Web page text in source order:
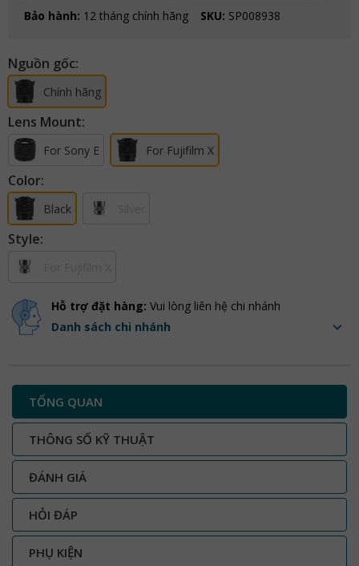
Bảo hành: 12 tháng chính hãng SKU: SP008938
Nguồn gốc:
Chính hãng
Lens Mount:
For Sony E For Fujifilm X
Color:
Black
Style:
Hỗ trợ đặt hàng: Vui lòng liên hệ chi nhánh
Danh sách chi nhánh
TỔNG QUAN
THÔNG SỐ KỸ THUẬT
ĐÁNH GIÁ
HỎI ĐÁP
PHỤ KIỆN